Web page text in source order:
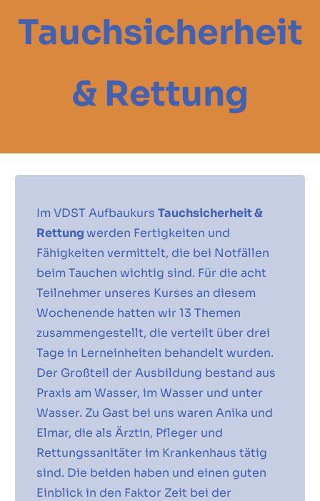
Tauchsicherheit
& Rettung
Im VDST Aufbaukurs Tauchsicherheit &
Rettungwerden Fertigkeiten und
Fähigkeiten vermittelt, die bei Notfällen
beim Tauchen wichtig sind. Für die acht
Teilnehmer unseres Kurses an diesem
Wochenende hatten wir 13 Themen
zusammengestellt, die verteilt über drei
Tage in Lerneinheiten behandelt wurden.
Der Großteil der Ausbildung bestand aus
Praxis am Wasser, im Wasser und unter
Wasser. Zu Gast bei uns waren Anika und
Elmar, die als Ärztin, Pfleger und
Rettungssanitäter im Krankenhaus tätig
sind. Die beiden haben und einen guten
Einblick in den Faktor Zeit bei der